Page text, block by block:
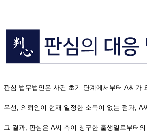
판심 법무법인은 사건 초기 단계에서부터 A씨가
우선, 의뢰인이 현재 일정한 소득이 없는 점과,
그 결과, 판심은 A씨 측이 청구한 출생일로부터